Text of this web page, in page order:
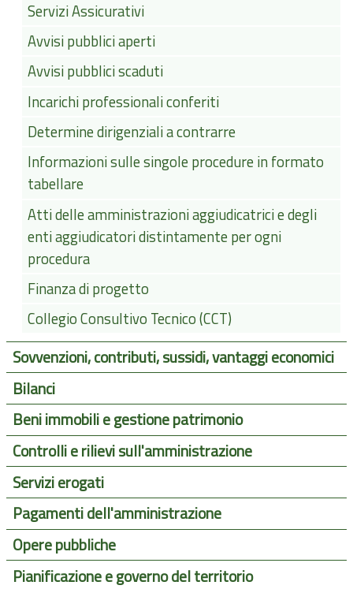
Servizi Assicurativi
Avvisi pubblici aperti
Avvisi pubblici scaduti
Incarichi professionali conferiti
Determine dirigenziali a contrarre
Informazioni sulle singole procedure in formato
tabellare
Atti delle amministrazioni aggiudicatrici e degli
enti aggiudicatori distintamente per ogni
procedura
Finanza di progetto
Collegio Consultivo Tecnico (CCT)
Sovvenzioni, contributi, sussidi, vantaggi economici
Bilanci
Beni immobili e gestione patrimonio
Controlli e rilievi sull'amministrazione
Servizi erogati
Pagamenti dell'amministrazione
Opere pubbliche
Pianificazione e governo del territorio